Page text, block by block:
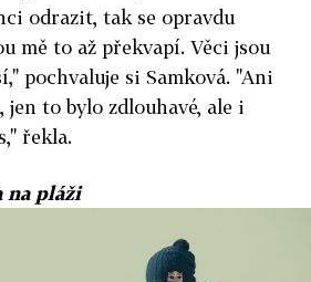
odrazit, tak se opravdu
mě to až překvapí. Věci jsou
pochvaluje si Samková. "Ani
to bylo zdlouhavé, ale i
řekla.
na pláži